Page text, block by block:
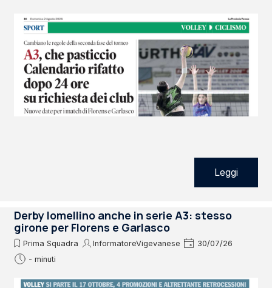
Leggi
Derby lomellino anche in serie A3: stesso
girone per Florens e Garlasco
Prima Squadra InformatoreVigevanese
30/07/26
- minuti